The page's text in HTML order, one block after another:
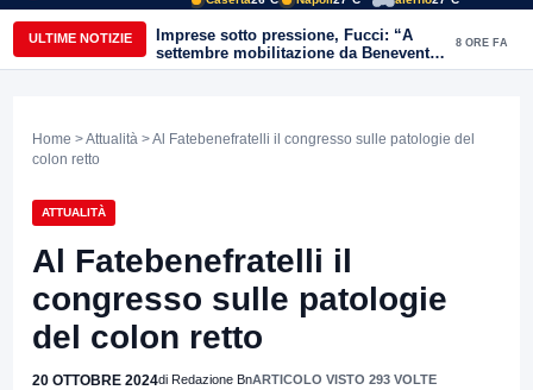
ULTIME NOTIZIE
Imprese sotto pressione, Fucci: “A
settembre mobilitazione da Benevento
e Avellino”
8 ORE FA
Home >Attualità > Al Fatebenefratelli il congresso sulle patologie del
colon retto
ATTUALITÀ
Al Fatebenefratelli il
congresso sulle patologie
del colon retto
20 OTTOBRE 2024di Redazione BnARTICOLO VISTO 293 VOLTE